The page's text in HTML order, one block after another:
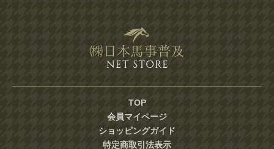
TOP
会員マイページ
ショッピングガイド
特定商取引法表示